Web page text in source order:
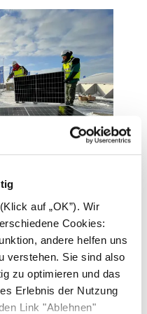
auf „OK”). Wir
Cookies:
andere helfen uns
verstehen. Sie sind also
zu optimieren und das
Erlebnis der Nutzung
Link "Ablehnen"
Olympic
saved per year
of the local